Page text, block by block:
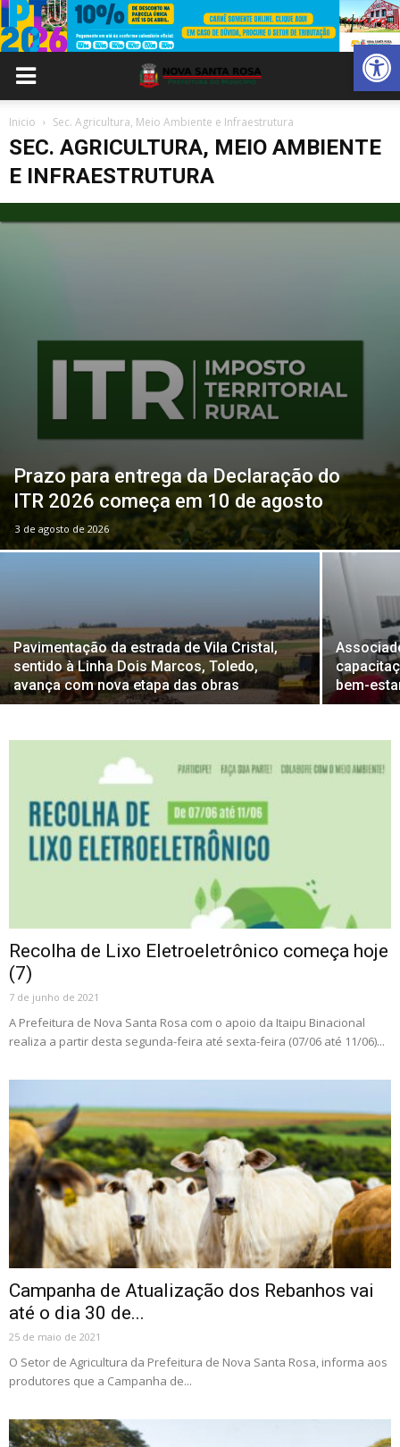
Abrir
Inicio Sec. Agricultura, Meio Ambiente e Infraestrutura
SEC. AGRICULTURA, MEIO AMBIENTE
E INFRAESTRUTURA
Prazo para entrega da Declaração do
ITR 2026 começa em 10 de agosto
3 de agosto de 2026
Pavimentação da estrada de Vila Cristal,
sentido à Linha Dois Marcos, Toledo,
avança com nova etapa das obras
bem-
Recolha de Lixo Eletroeletrônico começa hoje
(7)
7 de junho de 2021
A Prefeitura de Nova Santa Rosa com o apoio da Itaipu Binacional
realiza a partir desta segunda-feira até sexta-feira (07/06 até 11/06)...
Campanha de Atualização dos Rebanhos vai
até o dia 30 de...
25 de maio de 2021
O Setor de Agricultura da Prefeitura de Nova Santa Rosa, informa aos
produtores que a Campanha de...